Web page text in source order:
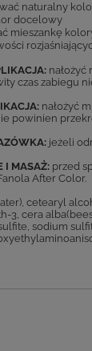
naturalny
docelowy
mieszankę
nałożyć
czas zabiegu
nałożyć
powinien
jeżeli
I MASAŻ: przed
After Color.
cetearyl
3, cera
sodium